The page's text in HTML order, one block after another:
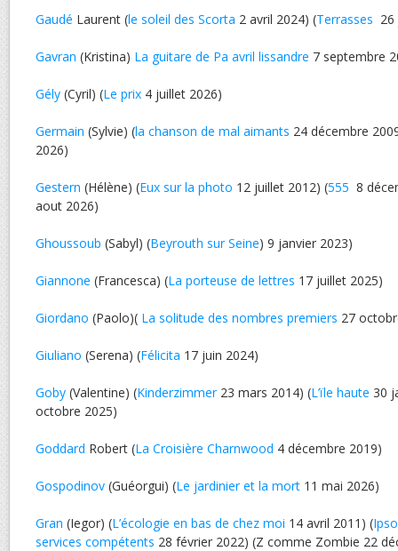
Gaudé Laurent (le soleil des Scorta 2 avril 2024) (Terrasses
Gavran (Kristina) La guitare de Pa avril lissandre 7 septembre
Gély (Cyril) (Le prix 4 juillet 2026)
Germain (Sylvie) (la chanson de mal aimants 24 décembre
2026)
Gestern (Hélène) (Eux sur la photo 12 juillet 2012) (555 8
aout 2026)
Ghoussoub (Sabyl) (Beyrouth sur Seine) 9 janvier 2023)
Giannone (Francesca) (La porteuse de lettres 17 juillet 2025)
Giordano (Paolo)( La solitude des nombres premiers 27
Giuliano (Serena) (Félicita 17 juin 2024)
Goby (Valentine) (Kinderzimmer23 mars 2014) (L’ïle haute 30
octobre 2025)
Goddard Robert (La Croisière Charnwood 4 décembre 2019)
Gospodinov (Guéorgui) (Le jardinier et la mort 11 mai 2026)
Gran (Iegor) (L’écologie en bas de chez moi 14 avril 2011) (
services compétents 28 février 2022) (Z comme Zombie 22